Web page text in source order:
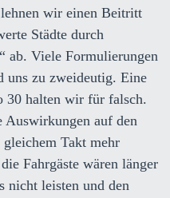
wir einen Beitritt
Städte durch
ab. Viele Formulierungen
uns zu zweideutig. Eine
30 halten wir für falsch.
Auswirkungen auf den
Takt mehr
Fahrgäste wären länger
nicht leisten und den